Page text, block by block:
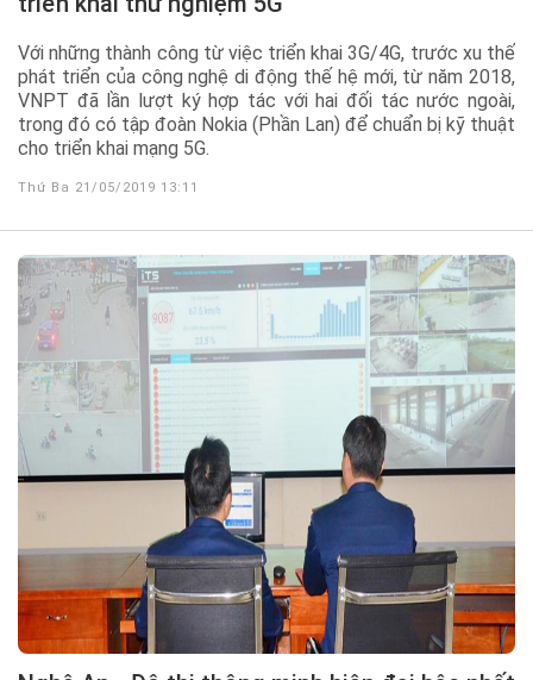
Với những thành công từ việc triển khai 3G/4G, trước xu thế
phát triển của công nghệ di động thế hệ mới, từ năm 2018,
VNPT đã lần lượt ký hợp tác với hai đối tác nước ngoài,
trong đó có tập đoàn Nokia (Phần Lan) để chuẩn bị kỹ thuật
cho triển khai mạng 5G.
Thứ Ba 21/05/2019 13:11